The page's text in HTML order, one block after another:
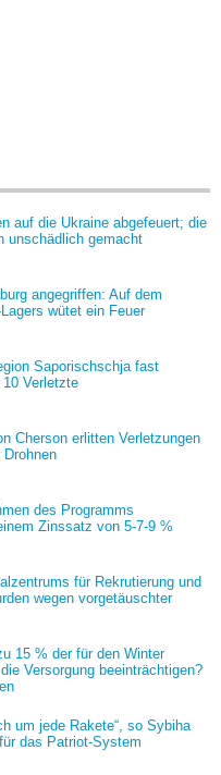
auf die Ukraine abgefeuert; die
unschädlich gemacht
angegriffen: Auf dem
wütet ein Feuer
Saporischschja fast
Verletzte
Cherson erlitten Verletzungen
des Programms
Zinssatz von 5-7-9 %
für Rekrutierung und
wegen vorgetäuschter
15 % der für den Winter
Versorgung beeinträchtigen?
um jede Rakete“, so Sybiha
das Patriot-System